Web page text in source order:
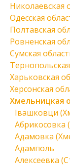
Николаевская
Одесская
Полтавская
Ровненская
Сумская
Харьковская
Херсонская
Хмельницкая
Івашковци
Абрикосовка
Адамовка
Адамполь
Алексеевка